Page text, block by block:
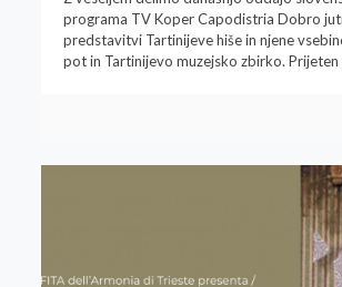
programa TV Koper Capodistria Dobro
predstavitvi Tartinijeve hiše in njene
pot in Tartinijevo muzejsko zbirko. Prijeten